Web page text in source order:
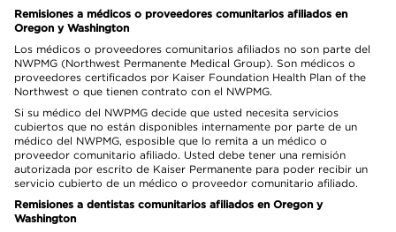
Remisiones a médicos o proveedores comunitarios afiliados en
Oregon y Washington
Los médicos o proveedores comunitarios afiliados no son parte del
NWPMG (Northwest Permanente Medical Group). Son médicos o
proveedores certificados por Kaiser Foundation Health Plan of the
Northwest o que tienen contrato con el NWPMG.
Si su médico del NWPMG decide que usted necesita servicios
cubiertos que no están disponibles internamente por parte de un
médico del NWPMG, esposible que lo remita a un médico o
proveedor comunitario afiliado. Usted debe tener una remisión
autorizada por escrito de Kaiser Permanente para poder recibir un
servicio cubierto de un médico o proveedor comunitario afiliado.
Remisiones a dentistas comunitarios afiliados en Oregon y
Washington